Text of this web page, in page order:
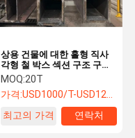
상용 건물에 대한 홀형 직사
각형 철 박스 섹션 구조 구성
원
MOQ:20T
가격:USD1000/T-USD1200/T
최고의 가격
연락처